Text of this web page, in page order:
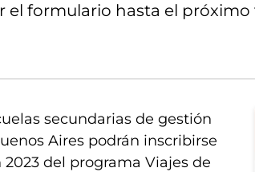
formulario hasta el próximo
secundarias de gestión
Aires podrán inscribirse
del programa Viajes de